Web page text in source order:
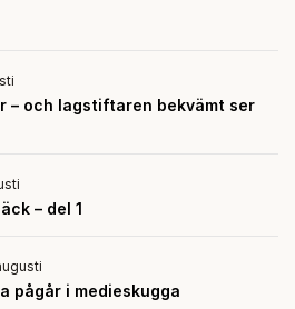
– och lagstiftaren bekvämt ser
– del 1
pågår i medieskugga